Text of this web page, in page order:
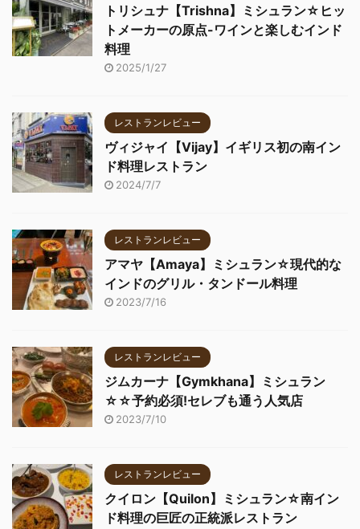
トリシュナ【Trishna】ミシュラン☆ヒッ
トメーカーの原点-ワインと楽しむインド
料理
2025/1/27
レストランレビュー
ヴィジャイ【Vijay】イギリス初の南イン
ド料理レストラン
2024/7/7
レストランレビュー
アマヤ【Amaya】ミシュラン☆現代的な
インドのグリル・タンドール料理
2023/7/16
レストランレビュー
ジムカーナ【Gymkhana】ミシュラン
☆☆予約必須!セレブも通う人気店
2023/7/10
レストランレビュー
クイロン【Quilon】ミシュラン☆南イン
ド料理の巨匠の正統派レストラン